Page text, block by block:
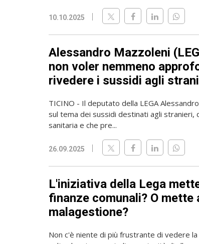
10.10.2025
Alessandro Mazzoleni
non voler nemmeno
rivedere i sussidi agli
TICINO - Il deputato della LEGA
sul tema dei sussidi destinati agli stranieri,
sanitaria e che pre...
26.09.2025
L'iniziativa della Lega
finanze comunali? O mette
malagestione?
Non c'è niente di più frustrante di vedere